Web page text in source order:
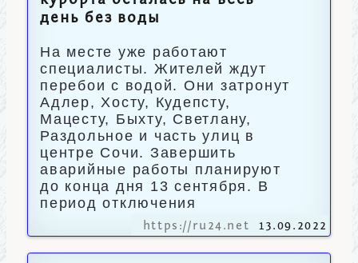
день без воды
На месте уже работают
специалисты. Жителей ждут
перебои с водой. Они затронут
Адлер, Хосту, Кудепсту,
Мацесту, Быхту, Светлану,
Раздольное и часть улиц в
центре Сочи. Завершить
аварийные работы планируют
до конца дня 13 сентября. В
период отключения
https://ru24.net 13.09.2022